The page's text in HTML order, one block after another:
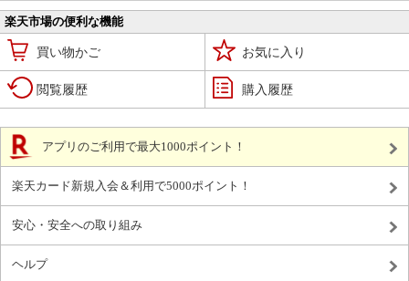
楽天市場の便利な機能
買い物かご お気に入り
閲覧履歴 購入履歴
アプリのご利用で最大1000ポイント！
楽天カード新規入会＆利用で5000ポイント！
安心・安全への取り組み
ヘルプ